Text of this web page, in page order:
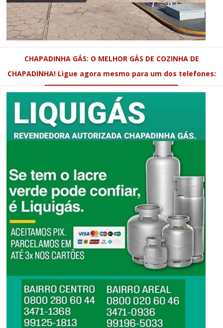
CHAPADINHA GÁS: O MELHOR GÁS DE COZINHA DE
CHAPADINHA! Ligue agora mesmo para um dos telefones: